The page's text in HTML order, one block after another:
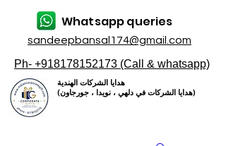
sandeepbansal174@gmail.com
Whatsapp queries
Ph- +918178152173 (Call & whatsapp)
(هدايا الشركات في دلهي ، نويدا ، جورجاون)